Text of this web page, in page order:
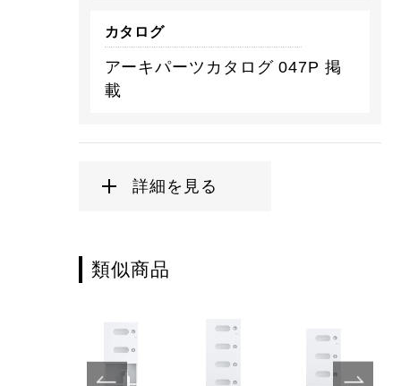
カタログ
アーキパーツカタログ 047P 掲
載
詳細を見る
類似商品